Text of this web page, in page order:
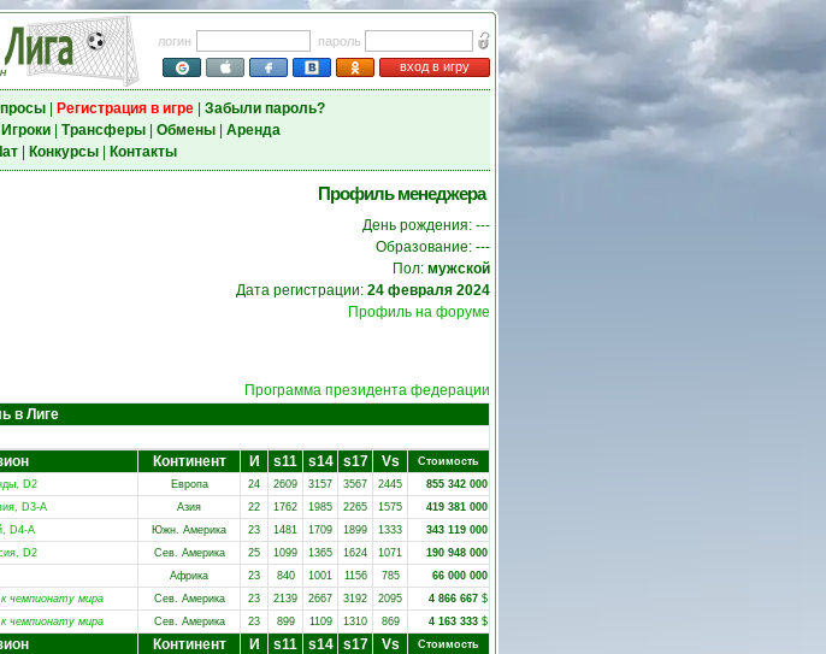
логин
пароль
вход в игру
| Регистрация в игре| Забыли пароль?
Игроки| Трансферы| Обмены| Аренда
| Конкурсы| Контакты
Профиль менеджера
День рождения: ---
Образование: ---
Пол: мужской
Дата регистрации: 24 февраля 2024
Профиль на форуме
Программа президента федерации
в Лиге
Континент И s11 s14 s17 Vs
Стоимость
D2 Европа 24 2609 3157 3567 2445
855 342 000
D3-A Азия 22 1762 1985 2265 1575
419 381 000
D4-A Южн. Америка 23 1481 1709 1899 1333
343 119 000
D2 Сев. Америка 25 1099 1365 1624 1071
190 948 000
Африка 23 840 1001 1156 785
66 000 000
чемпионату мира Сев. Америка 23 2139 2667 3192 2095 4 866 667 $
чемпионату мира Сев. Америка 23 899 1109 1310 869 4 163 333 $
Континент И s11 s14 s17 Vs Стоимость